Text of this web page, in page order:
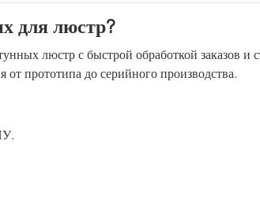
для люстр?
люстр с быстрой обработкой заказов и
прототипа до серийного производства.